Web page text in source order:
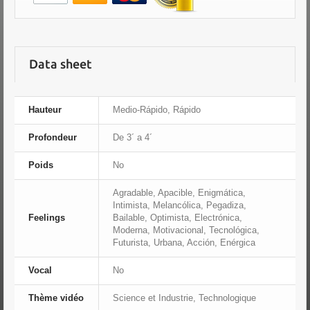
Data sheet
Hauteur Medio-Rápido, Rápido
Profondeur De 3´ a 4´
Poids No
Feelings
Agradable, Apacible, Enigmática,
Intimista, Melancólica, Pegadiza,
Bailable, Optimista, Electrónica,
Moderna, Motivacional, Tecnológica,
Futurista, Urbana, Acción, Enérgica
Vocal No
Thème vidéo Science et Industrie, Technologique